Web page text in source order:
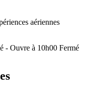
aériennes
- Ouvre à 10h00 Fermé